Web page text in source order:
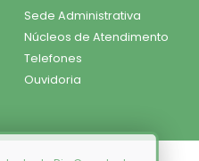
Sede Administrativa
Núcleos de Atendimento
Telefones
Ouvidoria